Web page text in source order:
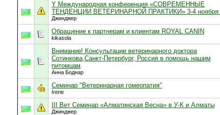
Y Международная конференция «СОВРЕМЕННЫЕ
ТЕНДЕНЦИИ ВЕТЕРИНАРНОЙ ПРАКТИКИ» 3-4 ноября
Джинджер
Обращение к партнерам и клиентам ROYAL CANIN
kikasola
Внимание! Консультации ветеринарного доктора
Сотинкова,Санкт-Петербург, Россия в помощь нашим
питомцам
Анна Боднар
Семинар "Ветеринарная гомеопатия"
Irene
III Вет Семинар «Алматинская Весна» в У-К и Алматы
Джинджер